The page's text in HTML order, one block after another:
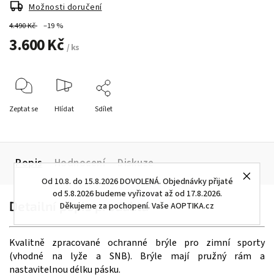
Od 10.8. do 15.8.2026 DOVOLENÁ. Objednávky přijaté
od 5.8.2026 budeme vyřizovat až od 17.8.2026.
Děkujeme za pochopení. Vaše AOPTIKA.cz
4.490 Kč –19 %
3.600 Kč / ks
Možnosti doručení
Zeptat se Hlídat Sdílet
Popis Hodnocení Diskuze
Detailní popis produktu
Kvalitně zpracované ochranné brýle pro zimní sporty
(vhodné na lyže a SNB). Brýle mají pružný rám a
nastavitelnou délku pásku.